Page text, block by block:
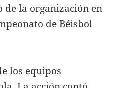
de la organización en
de Béisbol
los equipos